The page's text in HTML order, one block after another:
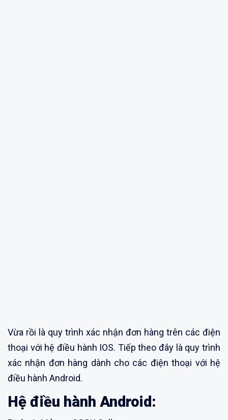
Vừa rồi là quy trình xác nhận đơn hàng trên các điện
thoại với hệ điều hành IOS. Tiếp theo đây là quy trình
xác nhận đơn hàng dành cho các điện thoại với hệ
điều hành Android.
Hệ điều hành Android: